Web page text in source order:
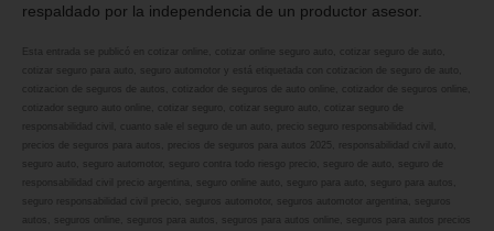
respaldado por la independencia de un productor asesor.
cotizar online cotizar online seguro auto cotizar seguro de auto
cotizar seguro para auto
cotizacion de seguro de auto
cotizacion de seguros de autos
cotizador de seguros de auto online cotizador de seguros online
cotizador seguro auto online
cotizar seguro cotizar seguro auto
cotizar seguro de